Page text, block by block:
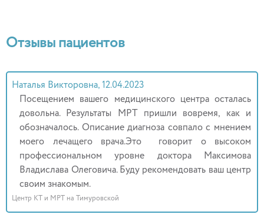
Отзывы пациентов
Наталья Викторовна, 12.04.2023
Посещением вашего медицинского центра осталась
довольна. Результаты МРТ пришли вовремя, как и
обозначалось. Описание диагноза совпало с мнением
моего лечащего врача.Это говорит о высоком
профессиональном уровне доктора Максимова
Владислава Олеговича. Буду рекомендовать ваш центр
своим знакомым.
Центр КТ и МРТ на Тимуровской